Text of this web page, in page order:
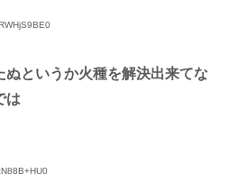
ぬというか火種を解決出来てな
は